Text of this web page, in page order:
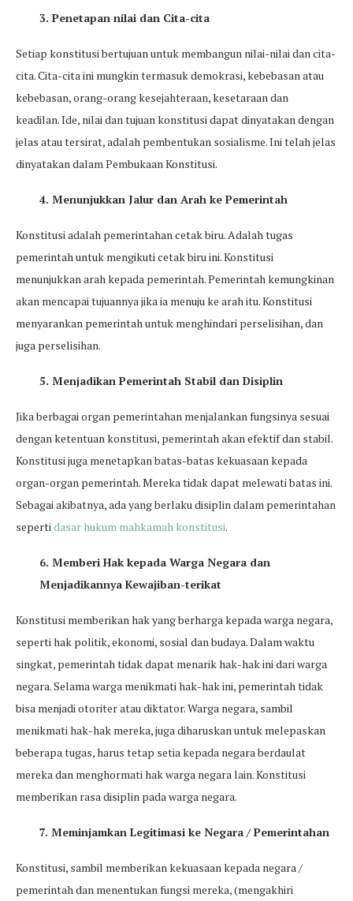
3. Penetapan nilai dan Cita-cita
Setiap konstitusi bertujuan untuk membangun nilai-nilai dan cita-
cita. Cita-cita ini mungkin termasuk demokrasi, kebebasan atau
kebebasan, orang-orang kesejahteraan, kesetaraan dan
keadilan. Ide, nilai dan tujuan konstitusi dapat dinyatakan dengan
jelas atau tersirat, adalah pembentukan sosialisme. Ini telah jelas
dinyatakan dalam Pembukaan Konstitusi.
4. Menunjukkan Jalur dan Arah ke Pemerintah
Konstitusi adalah pemerintahan cetak biru. Adalah tugas
pemerintah untuk mengikuti cetak biru ini. Konstitusi
menunjukkan arah kepada pemerintah. Pemerintah kemungkinan
akan mencapai tujuannya jika ia menuju ke arah itu. Konstitusi
menyarankan pemerintah untuk menghindari perselisihan, dan
juga perselisihan.
5. Menjadikan Pemerintah Stabil dan Disiplin
Jika berbagai organ pemerintahan menjalankan fungsinya sesuai
dengan ketentuan konstitusi, pemerintah akan efektif dan stabil.
Konstitusi juga menetapkan batas-batas kekuasaan kepada
organ-organ pemerintah. Mereka tidak dapat melewati batas ini.
Sebagai akibatnya, ada yang berlaku disiplin dalam pemerintahan
sepertidasar hukum mahkamah konstitusi.
6. Memberi Hak kepada Warga Negara dan
Menjadikannya Kewajiban-terikat
Konstitusi memberikan hak yang berharga kepada warga negara,
seperti hak politik, ekonomi, sosial dan budaya. Dalam waktu
singkat, pemerintah tidak dapat menarik hak-hak ini dari warga
negara. Selama warga menikmati hak-hak ini, pemerintah tidak
bisa menjadi otoriter atau diktator. Warga negara, sambil
menikmati hak-hak mereka, juga diharuskan untuk melepaskan
beberapa tugas, harus tetap setia kepada negara berdaulat
mereka dan menghormati hak warga negara lain. Konstitusi
memberikan rasa disiplin pada warga negara.
7. Meminjamkan Legitimasi ke Negara / Pemerintahan
Konstitusi, sambil memberikan kekuasaan kepada negara /
pemerintah dan menentukan fungsi mereka, (mengakhiri